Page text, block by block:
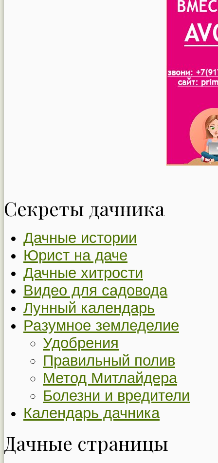
Секреты дачника
Дачные истории
Юрист на даче
Дачные хитрости
Видео для садовода
Лунный календарь
Разумное земледелие
Удобрения
Правильный полив
Метод Митлайдера
Болезни и вредители
Календарь дачника
Дачные страницы